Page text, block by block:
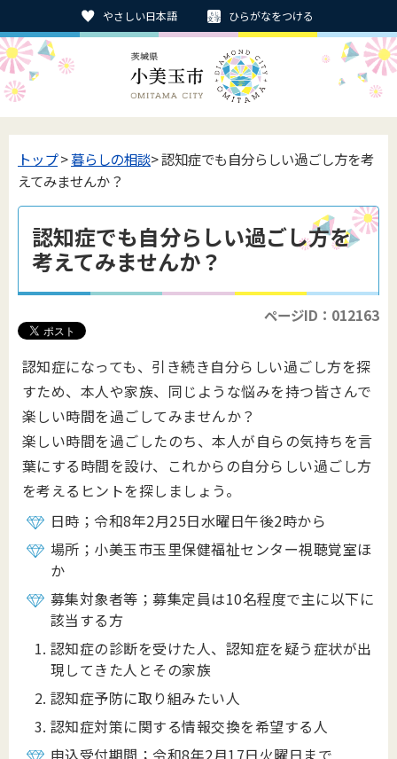
やさしい日本語 ひらがなをつける
トップ>暮らしの相談> 認知症でも自分らしい過ごし方を考
えてみませんか？
認知症でも自分らしい過ごし方を
考えてみませんか？
ページID：012163
認知症になっても、引き続き自分らしい過ごし方を探
すため、本人や家族、同じような悩みを持つ皆さんで
楽しい時間を過ごしてみませんか？
楽しい時間を過ごしたのち、本人が自らの気持ちを言
葉にする時間を設け、これからの自分らしい過ごし方
を考えるヒントを探しましょう。
日時；令和8年2月25日水曜日午後2時から
場所；小美玉市玉里保健福祉センター視聴覚室ほ
か
募集対象者等；募集定員は10名程度で主に以下に
該当する方
認知症の診断を受けた人、認知症を疑う症状が出
現してきた人とその家族
認知症予防に取り組みたい人
認知症対策に関する情報交換を希望する人
申込受付期間；令和8年2月17日火曜日まで